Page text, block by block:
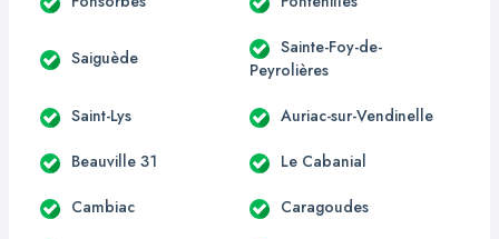
Saiguède
Sainte-Foy-de-
Peyrolières
Saint-Lys Auriac-sur-Vendinelle
Beauville 31 Le Cabanial
Cambiac Caragoudes